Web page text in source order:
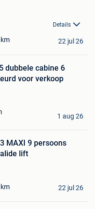
Details
km 22 jul 26
dubbele cabine 6
voor verkoop
1 aug 26
persoons
lift
km 22 jul 26